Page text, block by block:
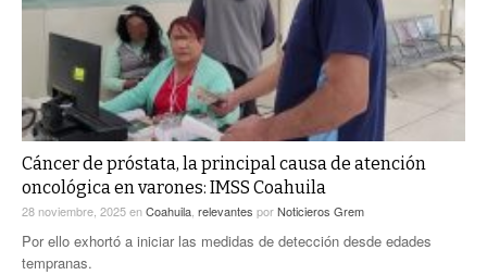
Cáncer de próstata, la principal causa de atención
oncológica en varones: IMSS Coahuila
28 noviembre, 2025enCoahuila, relevantes porNoticieros Grem
Por ello exhortó a iniciar las medidas de detección desde edades
tempranas.